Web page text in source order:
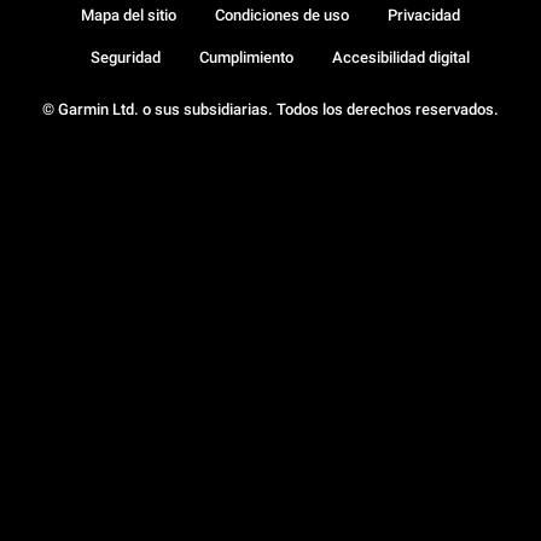
© Garmin Ltd. o sus subsidiarias. Todos los derechos reservados.
Mapa del sitio Condiciones de uso Privacidad
Seguridad Cumplimiento Accesibilidad digital